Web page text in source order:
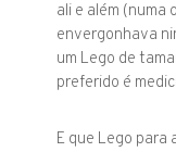
ali e além (numa
envergonhava
um Lego de
preferido é
E que Lego para